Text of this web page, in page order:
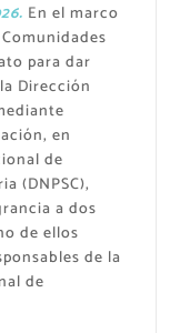
En el marco
para dar
Dirección
en
de
(DNPSC),
a dos
de ellos
de la
de